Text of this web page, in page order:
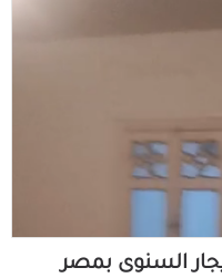
تجارية 250م للايجار السنوى بمصر